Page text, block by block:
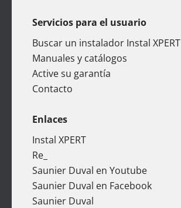
Servicios para el usuario
Buscar un instalador Instal XPERT
Manuales y catálogos
Active su garantía
Contacto
Enlaces
Instal XPERT
Re_
Saunier Duval en Youtube
Saunier Duval en Facebook
Saunier Duval